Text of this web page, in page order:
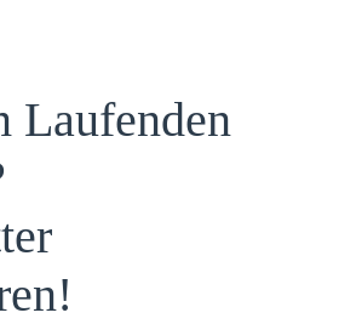
Laufenden